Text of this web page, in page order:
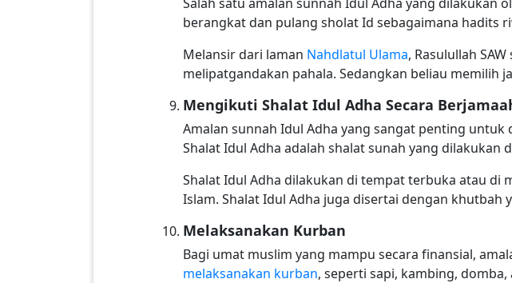
berangkat dan pulang sholat Id sebagaimana hadits
Melansir dari laman Nahdlatul Ulama, Rasulullah
melipatgandakan pahala. Sedangkan beliau memilih
Mengikuti Shalat Idul Adha Secara
Amalan sunnah Idul Adha yang sangat penting
Shalat Idul Adha adalah shalat sunah yang dilakukan
Shalat Idul Adha dilakukan di tempat terbuka atau di
Islam. Shalat Idul Adha juga disertai dengan khutbah
Melaksanakan Kurban
Bagi umat muslim yang mampu secara finansial,
melaksanakan kurban, seperti sapi, kambing, domba,